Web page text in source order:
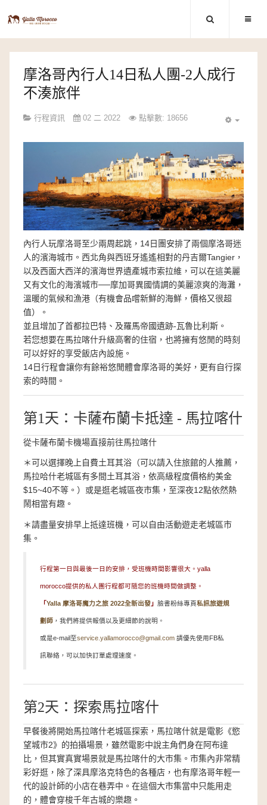
摩洛哥內行人14日私人團-2人成行
不湊旅伴
行程資訊 02 二 2022 點擊數: 18656
內行人玩摩洛哥至少兩周起跳，14日團安排了兩個摩洛哥迷
人的濱海城市。西北角與西班牙遙遙相對的丹吉爾Tangier，
以及西面大西洋的濱海世界遺產城市索拉維，可以在這美麗
又有文化的海濱城市──摩加哥異國情調的美麗涼爽的海灘，
溫暖的氣候和漁港（有機會品嚐新鮮的海鮮，價格又很超
值）。
並且增加了首都拉巴特、及羅馬帝國遺跡-瓦魯比利斯。
若您想要在馬拉喀什升級高奢的住宿，也將擁有悠閒的時刻
可以好好的享受飯店內設施。
14日行程會讓你有餘裕悠閒體會摩洛哥的美好，更有自行探
索的時間。
第1天：卡薩布蘭卡抵達 - 馬拉喀什
從卡薩布蘭卡機場直接前往馬拉喀什
＊可以選擇晚上自費土耳其浴（可以請入住旅館的人推薦，
馬拉哈什老城區有多間土耳其浴，依高級程度價格約美金
$15~40不等。）或是逛老城區夜市集，至深夜12點依然熱
鬧相當有趣。
＊請盡量安排早上抵達班機，可以自由活動遊走老城區市
集。
行程第一日與最後一日的安排，受班機時間影響很大。yalla
morocco提供的私人團行程都可隨您的班機時間做調整。
「Yalla 摩洛哥魔力之旅 2022全新出發 」 臉書粉絲專頁私訊旅遊規
劃師 ，我們將提供報價以及更細節的說明。
或是e-mail至service.yallamorocco@gmail.com 請優先使用FB私
訊聯絡，可以加快訂單處理速度。
第2天：探索馬拉喀什
早餐後將開始馬拉喀什老城區探索，馬拉喀什就是電影《慾
望城市2》的拍攝場景，雖然電影中說主角們身在阿布達
比，但其實真實場景就是馬拉喀什的大市集。市集內非常精
彩好逛，除了深具摩洛克特色的各種店，也有摩洛哥年輕一
代的設計師的小店在巷弄中。在這個大市集當中只能用走
的，體會穿梭千年古城的樂趣。